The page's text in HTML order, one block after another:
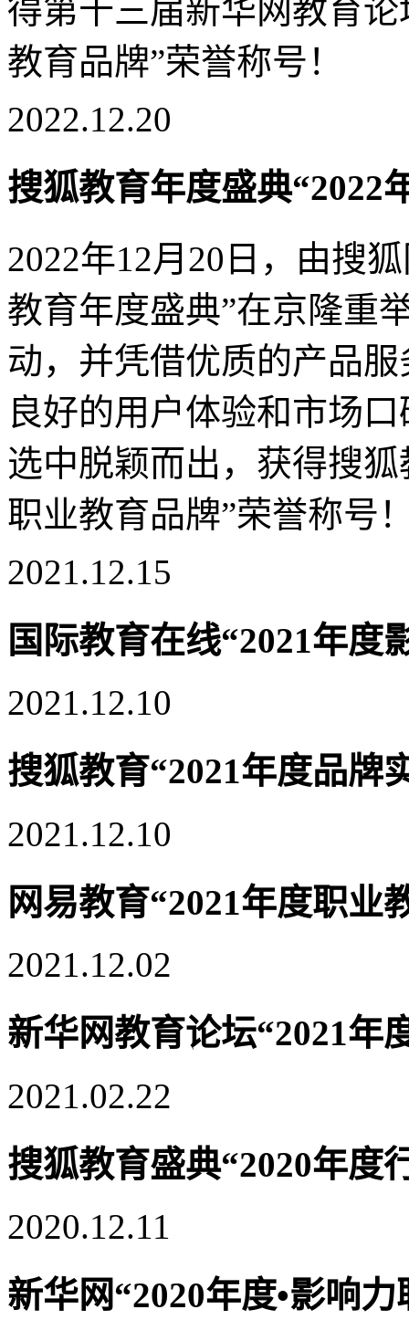
得第十三届新华网教育论
教育品牌”荣誉称号！
2022.12.20
搜狐教育年度盛典“2022
2022年12月20日，由搜
教育年度盛典”在京隆重
动，并凭借优质的产品
良好的用户体验和市场
选中脱颖而出，获得搜
职业教育品牌”荣誉称号
2021.12.15
国际教育在线“2021年度
2021.12.10
搜狐教育“2021年度品牌
2021.12.10
网易教育“2021年度职业
2021.12.02
新华网教育论坛“2021年
2021.02.22
搜狐教育盛典“2020年度
2020.12.11
新华网“2020年度•影响